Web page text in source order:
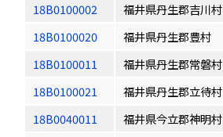
18B0100002
福井県丹生郡吉川村
18B0100020
福井県丹生郡豊村
18B0100011
福井県丹生郡常磐村
18B0100021
福井県丹生郡立待村
18B0040011
福井県今立郡神明村